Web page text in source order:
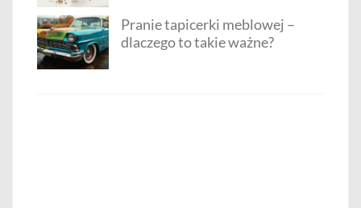
Pranie tapicerki meblowej –
dlaczego to takie ważne?